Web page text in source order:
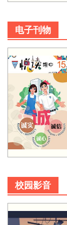
电子刊物
校园影音